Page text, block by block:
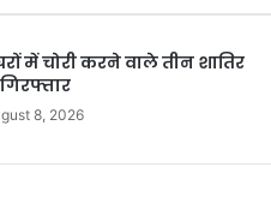
में चोरी करने वाले तीन शातिर
8, 2026